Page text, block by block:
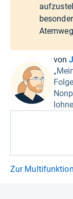
von
Zur